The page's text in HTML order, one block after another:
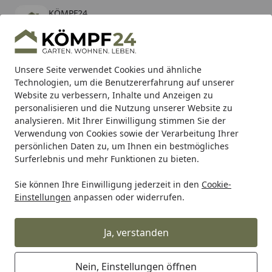
Unsere Seite verwendet Cookies und ähnliche
Technologien, um die Benutzererfahrung auf unserer
Website zu verbessern, Inhalte und Anzeigen zu
personalisieren und die Nutzung unserer Website zu
analysieren. Mit Ihrer Einwilligung stimmen Sie der
Verwendung von Cookies sowie der Verarbeitung Ihrer
persönlichen Daten zu, um Ihnen ein bestmögliches
Surferlebnis und mehr Funktionen zu bieten.
Sie können Ihre Einwilligung jederzeit in den Cookie-
Einstellungen anpassen oder widerrufen.
Ja, verstanden
Nein, Einstellungen öffnen
KÖMPF24
kostenlos - Im App Store
Hotline
Alle Produkte
Mein Konto
Suchen
Karibu Pools inkl. gratis Sandfilteranlage & Pool-
Starterset (Gesamtwert bis 468,99€)
Startseite
Auto & Zweirad Motorradzubehör & Werkzeuge
Supersprox Ritzel 420 13Z